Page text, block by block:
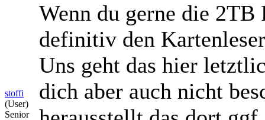
stoffi
(User)
Senior
Wenn du gerne die 2TB
definitiv den
Uns geht das hier
dich aber auch nicht